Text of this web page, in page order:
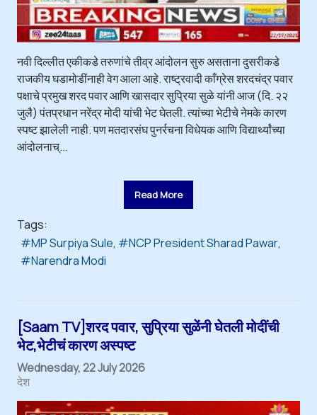
नवी दिल्लीत एकीकडे तरुणांचे तीव्र आंदोलन सुरु असताना दुसरीकडे
राजकीय घडामोडींनाही वेग आला आहे. राष्ट्रवादी काँग्रेस शरदचंद्र पवार
पक्षाचे प्रमुख शरद पवार आणि खासदार सुप्रिया सुळे यांनी आज (दि. २२
जुलै) पंतप्रधान नरेंद्र मोदी यांची भेट घेतली. त्यांच्या भेटीचे नेमके कारण
स्पष्ट झालेली नाही. पण मतदारसंघ पुनर्रचना विधेयक आणि विद्यार्थ्यांच्या
आंदोलनाच्...
Read More
Tags:
MP Surpiya Sule
NCP President Sharad Pawar
Narendra Modi
[Saam TV]शरद पवार, सुप्रिया सुळेंनी घेतली मोदींची
भेट,भेटीचं कारण अस्पष्ट
Wednesday, 22 July 2026
देश